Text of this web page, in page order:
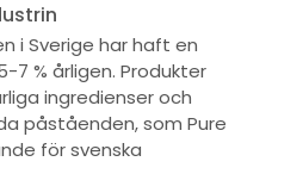
i Sverige har haft en
7 % årligen. Produkter
ingredienser och
påståenden, som Pure
för svenska